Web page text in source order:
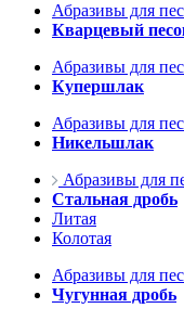
Абразивы для
Кварцевый
Абразивы для
Купершлак
Абразивы для
Никельшлак
Абразивы для
Стальная дробь
Литая
Колотая
Абразивы для
Чугунная дробь